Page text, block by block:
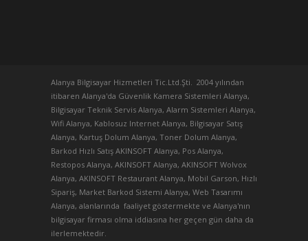
Alanya Bilgisayar Hizmetleri Tic.Ltd.Şti. 2004 yılından
itibaren Alanya'da Güvenlik Kamera Sistemleri Alanya,
Bilgisayar Teknik Servis Alanya, Alarm Sistemleri Alanya,
Wifi Alanya, Kablosuz Internet Alanya, Bilgisayar Satış
Alanya, Kartuş Dolum Alanya, Toner Dolum Alanya,
Barkod Hızlı Satış AKINSOFT Alanya, Pos Alanya,
Restopos Alanya, AKINSOFT Alanya, AKINSOFT Wolvox
Alanya, AKINSOFT Restaurant Alanya, Mobil Garson, Hızlı
Sipariş, Market Barkod Sistemi Alanya, Web Tasarımı
Alanya, alanlarında faaliyet göstermekte ve Alanya'nın
bilgisayar firması olma iddiasına her geçen gün daha da
ilerlemektedir.